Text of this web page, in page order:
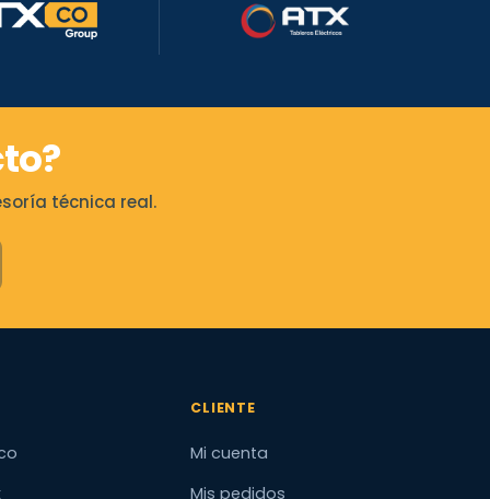
técnica real.
CLIENTE
Mi cuenta
Mis pedidos